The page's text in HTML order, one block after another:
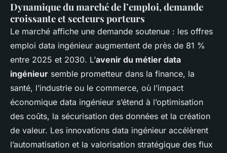
Dynamique du marché de l’emploi, demande
croissante et secteurs porteurs
Le marché affiche une demande soutenue : les offres
emploi data ingénieur augmentent de près de 81 %
entre 2025 et 2030. L’avenir du métier data
ingénieur semble prometteur dans la finance, la
santé, l’industrie ou le commerce, où l’impact
économique data ingénieur s’étend à l’optimisation
des coûts, la sécurisation des données et la création
de valeur. Les innovations data ingénieur accélèrent
l’automatisation et la valorisation stratégique des flux